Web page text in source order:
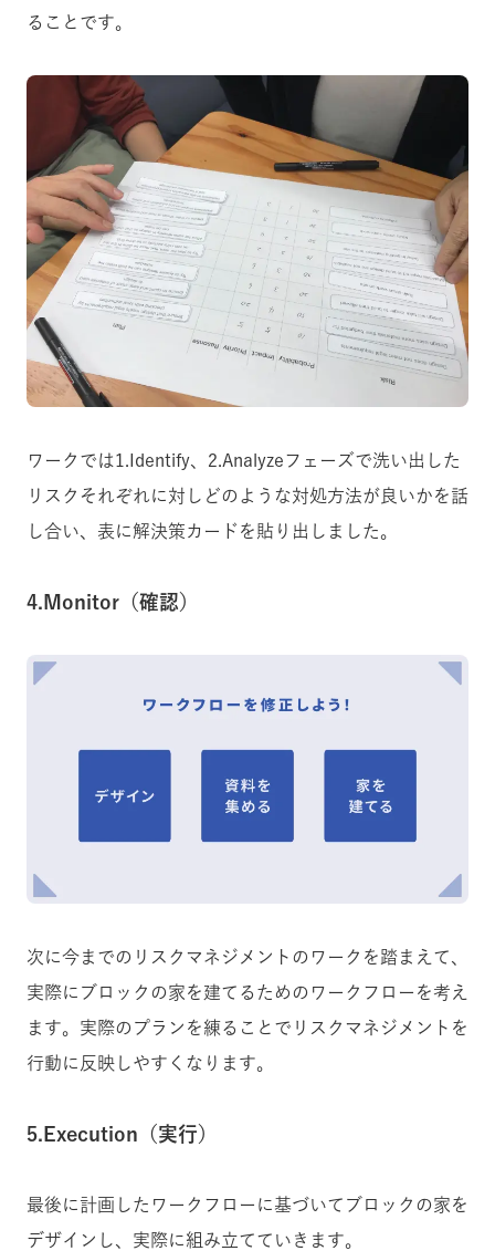
ることです。
ワークでは1.Identify、2.Analyzeフェーズで洗い出した
リスクそれぞれに対しどのような対処方法が良いかを話
し合い、表に解決策カードを貼り出しました。
4.Monitor（確認）
次に今までのリスクマネジメントのワークを踏まえて、
実際にブロックの家を建てるためのワークフローを考え
ます。実際のプランを練ることでリスクマネジメントを
行動に反映しやすくなります。
5.Execution（実行）
最後に計画したワークフローに基づいてブロックの家を
デザインし、実際に組み立てていきます。